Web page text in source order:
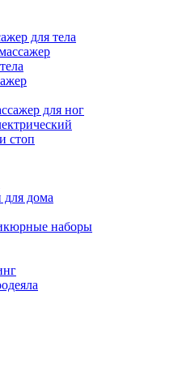
для тела
для ног
стоп
дома
наборы